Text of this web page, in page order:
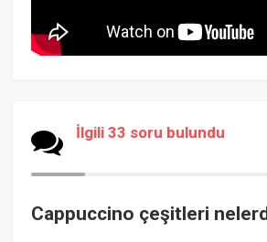
İlgili 33 soru bulundu
Cappuccino çeşitleri